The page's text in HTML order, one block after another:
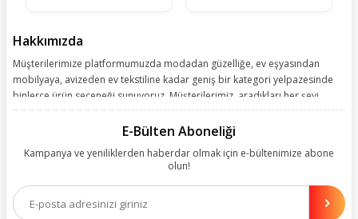
Hakkımızda
Müşterilerimize platformumuzda modadan güzelliğe, ev eşyasından
mobilyaya, avizeden ev tekstiline kadar geniş bir kategori yelpazesinde
binlerce ürün seçeneği sunuyoruz. Müşterilerimiz, aradıkları her şeyi
kolay, kusursuz ve keyifli bir alışveriş yolculuğu sunarken deneyiminize
olanakları sunuyoruz. Çalışmalarımızı müşterilerimizin memnuniyetini
esas alarak yürütüyoruz.
E-Bülten Aboneliği
Kampanya ve yeniliklerden haberdar olmak için e-bültenimize abone
olun!